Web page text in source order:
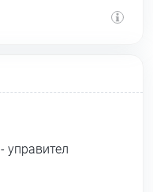
- управител